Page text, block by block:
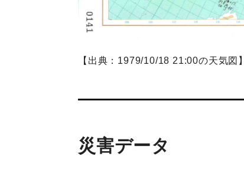
【出典：1979/10/18 21:00の天気図】
災害データ